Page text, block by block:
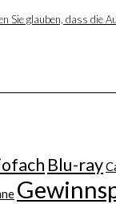
Sie glauben, dass die
Blu-ray